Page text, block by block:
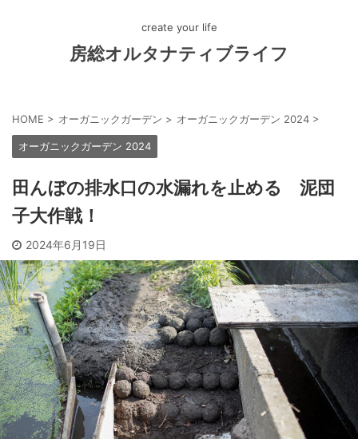
create your life
房総オルタナティブライフ
HOME > オーガニックガーデン > オーガニックガーデン 2024 >
オーガニックガーデン 2024
田んぼの排水口の水漏れを止める 泥団
子大作戦！
2024年6月19日